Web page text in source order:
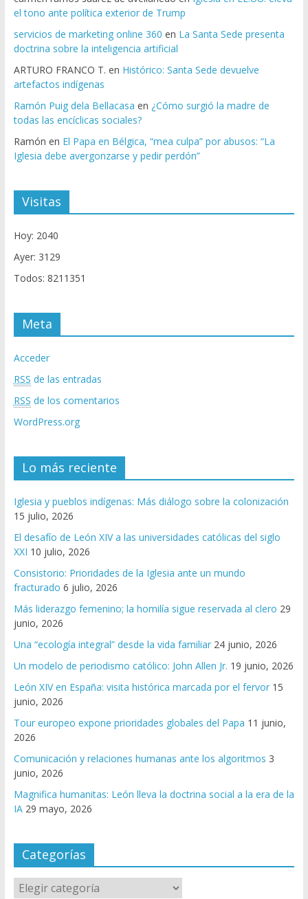
el tono ante política exterior de Trump
servicios de marketing online 360 en La Santa Sede presenta
doctrina sobre la inteligencia artificial
ARTURO FRANCO T. en Histórico: Santa Sede devuelve
artefactos indígenas
Ramón Puig dela Bellacasa en ¿Cómo surgió la madre de
todas las encíclicas sociales?
Ramón en El Papa en Bélgica, “mea culpa” por abusos: “La
Iglesia debe avergonzarse y pedir perdón”
Visitas
Hoy: 2040
Ayer: 3129
Todos: 8211351
Meta
Acceder
RSS de las entradas
RSS de los comentarios
WordPress.org
Lo más reciente
Iglesia y pueblos indígenas: Más diálogo sobre la colonización
15 julio, 2026
El desafío de León XIV a las universidades católicas del siglo
XXI 10 julio, 2026
Consistorio: Prioridades de la Iglesia ante un mundo
fracturado 6 julio, 2026
Más liderazgo femenino; la homilía sigue reservada al clero 29
junio, 2026
Una “ecología integral” desde la vida familiar 24 junio, 2026
Un modelo de periodismo católico: John Allen Jr. 19 junio, 2026
León XIV en España: visita histórica marcada por el fervor 15
junio, 2026
Tour europeo expone prioridades globales del Papa 11 junio,
2026
Comunicación y relaciones humanas ante los algoritmos 3
junio, 2026
Magnifica humanitas: León lleva la doctrina social a la era de la
IA 29 mayo, 2026
Categorías